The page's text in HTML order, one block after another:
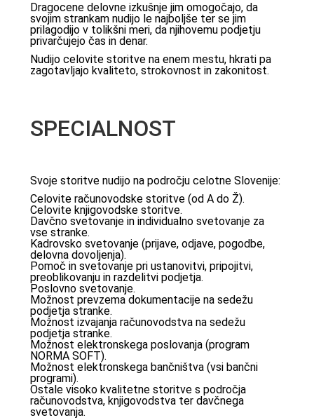
Dragocene delovne izkušnje jim omogočajo, da
svojim strankam nudijo le najboljše ter se jim
prilagodijo v tolikšni meri, da njihovemu podjetju
privarčujejo čas in denar.
Nudijo celovite storitve na enem mestu, hkrati pa
zagotavljajo kvaliteto, strokovnost in zakonitost.
SPECIALNOST
Svoje storitve nudijo na področju celotne Slovenije:
Celovite računovodske storitve (od A do Ž).
Celovite knjigovodske storitve.
Davčno svetovanje in individualno svetovanje za
vse stranke.
Kadrovsko svetovanje (prijave, odjave, pogodbe,
delovna dovoljenja).
Pomoč in svetovanje pri ustanovitvi, pripojitvi,
preoblikovanju in razdelitvi podjetja.
Poslovno svetovanje.
Možnost prevzema dokumentacije na sedežu
podjetja stranke.
Možnost izvajanja računovodstva na sedežu
podjetja stranke.
Možnost elektronskega poslovanja (program
NORMA SOFT).
Možnost elektronskega bančništva (vsi bančni
programi).
Ostale visoko kvalitetne storitve s področja
računovodstva, knjigovodstva ter davčnega
svetovanja.